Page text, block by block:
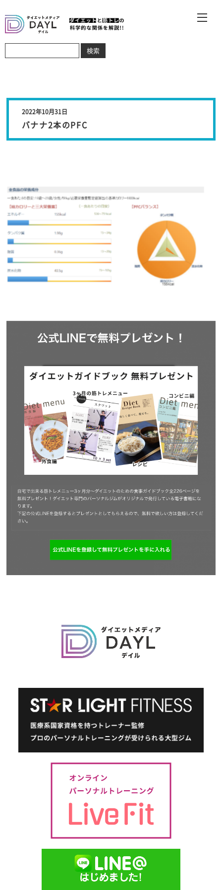
2022年10月31日
バナナ2本のPFC